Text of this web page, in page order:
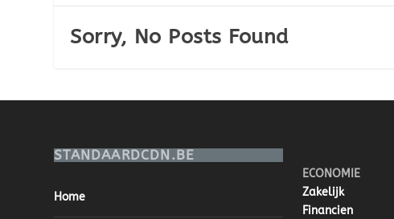
Sorry, No Posts Found
STANDAARDCDN.BE
Home
ECONOMIE
Zakelijk
Financien